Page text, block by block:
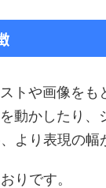
トや画像をも
動かしたり、
より表現の幅
りです。